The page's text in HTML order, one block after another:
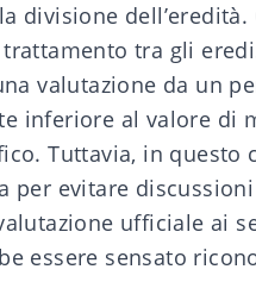
divisione dell’eredità.
tra gli
valutazione da un
inferiore al valore di
Tuttavia, in questo
per evitare
ufficiale ai
essere sensato